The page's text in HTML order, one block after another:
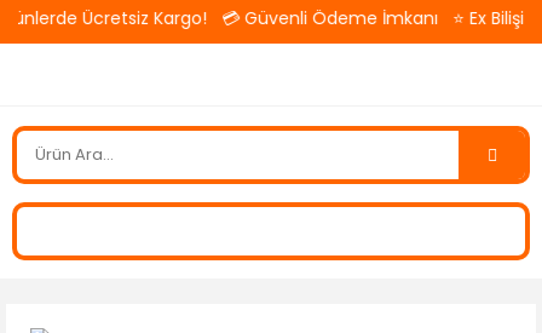
Ücretsiz Kargo! 💳 Güvenli Ödeme İmkanı ⭐ Ex Bilişim —